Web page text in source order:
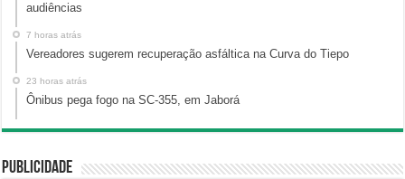
audiências
7 horas atrás
Vereadores sugerem recuperação asfáltica na Curva do Tiepo
23 horas atrás
Ônibus pega fogo na SC-355, em Jaborá
Publicidade